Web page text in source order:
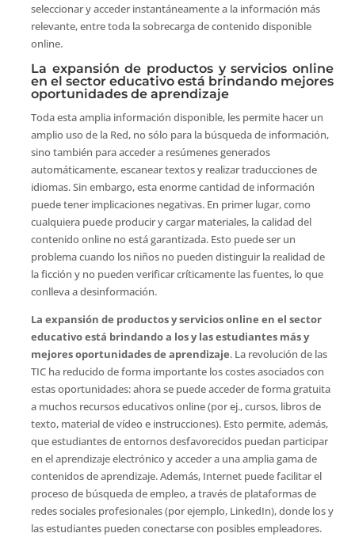
seleccionar y acceder instantáneamente a la información más
relevante, entre toda la sobrecarga de contenido disponible
online.
La expansión de productos y servicios online
en el sector educativo está brindando mejores
oportunidades de aprendizaje
Toda esta amplia información disponible, les permite hacer un
amplio uso de la Red, no sólo para la búsqueda de información,
sino también para acceder a resúmenes generados
automáticamente, escanear textos y realizar traducciones de
idiomas. Sin embargo, esta enorme cantidad de información
puede tener implicaciones negativas. En primer lugar, como
cualquiera puede producir y cargar materiales, la calidad del
contenido online no está garantizada. Esto puede ser un
problema cuando los niños no pueden distinguir la realidad de
la ficción y no pueden verificar críticamente las fuentes, lo que
conlleva a desinformación.
La expansión de productos y servicios online en el sector
educativo está brindando a los y las estudiantes más y
mejores oportunidades de aprendizaje. La revolución de las
TIC ha reducido de forma importante los costes asociados con
estas oportunidades: ahora se puede acceder de forma gratuita
a muchos recursos educativos online (por ej., cursos, libros de
texto, material de vídeo e instrucciones). Esto permite, además,
que estudiantes de entornos desfavorecidos puedan participar
en el aprendizaje electrónico y acceder a una amplia gama de
contenidos de aprendizaje. Además, Internet puede facilitar el
proceso de búsqueda de empleo, a través de plataformas de
redes sociales profesionales (por ejemplo, LinkedIn), donde los y
las estudiantes pueden conectarse con posibles empleadores.